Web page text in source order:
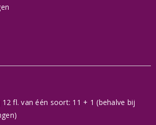
fl. van één soort: 11 + 1 (behalve bij